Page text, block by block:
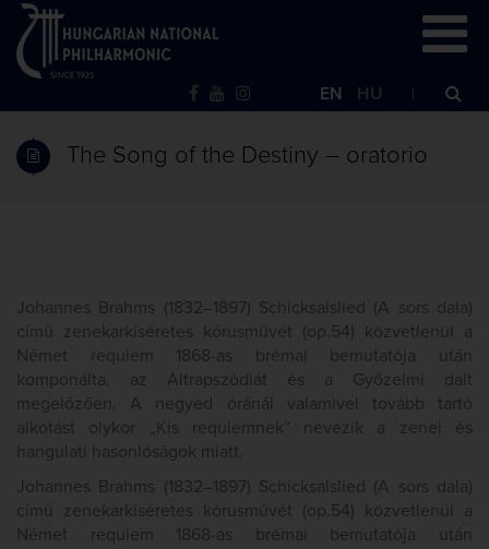
EN HU
The Song of the Destiny – oratorio
Johannes Brahms (1832–1897) Schicksalslied (A sors dala)
című zenekarkíséretes kórusművét (op.54) közvetlenül a
Német requiem 1868-as brémai bemutatója után
komponálta, az Altrapszódiát és a Győzelmi dalt
megelőzően. A negyed óránál valamivel tovább tartó
alkotást olykor „Kis requiemnek” nevezik a zenei és
hangulati hasonlóságok miatt.
Johannes Brahms (1832–1897) Schicksalslied (A sors dala)
című zenekarkíséretes kórusművét (op.54) közvetlenül a
Német requiem 1868-as brémai bemutatója után